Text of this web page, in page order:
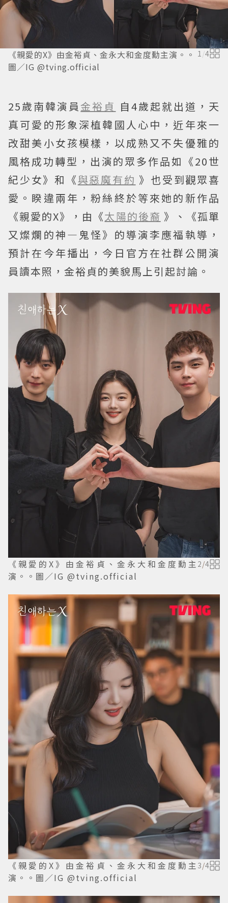
《親愛的X》由金裕貞、金永大和金度勳主演。。
圖／IG @tving.official
1/4
25歲南韓演員 金裕貞 自4歲起就出道，天
真可愛的形象深植韓國人心中，近年來一
改甜美小女孩模樣，以成熟又不失優雅的
風格成功轉型，出演的眾多作品如《20世
紀少女》和《與惡魔有約 》也受到觀眾喜
愛。睽違兩年，粉絲終於等來她的新作品
《親愛的X》，由《太陽的後裔 》、《孤單
又燦爛的神—鬼怪》的導演李應福執導，
預計在今年播出，今日官方在社群公開演
員讀本照，金裕貞的美貌馬上引起討論。
《親愛的X》由金裕貞、金永大和金度勳主
演。。圖／IG @tving.official
2/4
《親愛的X》由金裕貞、金永大和金度勳主
演。。圖／IG @tving.official
3/4